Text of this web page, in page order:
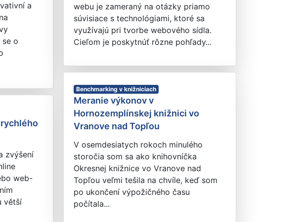
a
se o
zvýšení
web-
větší
webu je zameraný na otázky priamo
súvisiace s technológiami, ktoré sa
využívajú pri tvorbe webového sídla.
Cieľom je poskytnúť rôzne pohľady...
Benchmarking v knižniciach
Meranie výkonov v
Hornozemplínskej knižnici vo
Vranove nad Topľou
V osemdesiatych rokoch minulého
storočia som sa ako knihovníčka
Okresnej knižnice vo Vranove nad
Topľou veľmi tešila na chvíle, keď som
po ukončení výpožičného času
počítala...